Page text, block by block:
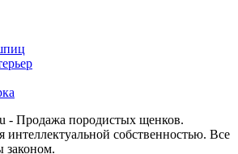
- Продажа породистых щенков.
интеллектуальной собственностью. Все
законом.